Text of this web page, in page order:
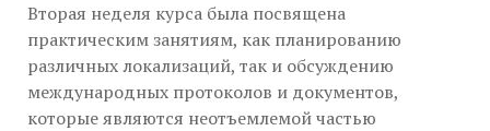
Вторая неделя курса была посвящена
практическим занятиям, как планированию
различных локализаций, так и обсуждению
международных протоколов и документов,
которые являются неотъемлемой частью